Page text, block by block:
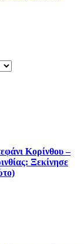
Κορίνθου –
Ξεκίνησε